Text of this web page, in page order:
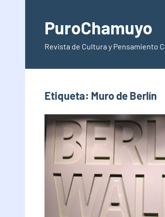
contenidoPuroChamuyo
Revista de Cultura y Pensamiento
Etiqueta: Muro de Berlín